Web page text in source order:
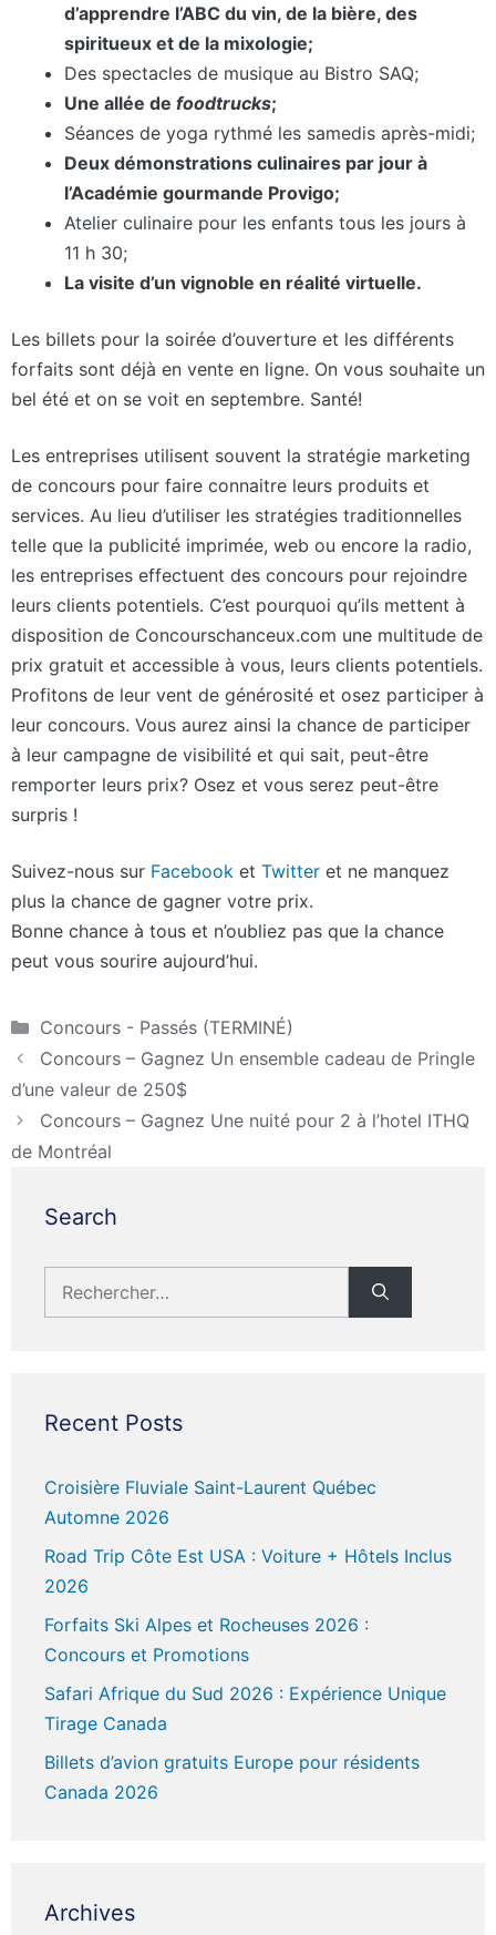
d’apprendre l’ABC du vin, de la bière, des
spiritueux et de la mixologie;
Des spectacles de musique au Bistro SAQ;
Une allée de foodtrucks;
Séances de yoga rythmé les samedis après-midi;
Deux démonstrations culinaires par jour à
l’Académie gourmande Provigo;
Atelier culinaire pour les enfants tous les jours à
11 h 30;
La visite d’un vignoble en réalité virtuelle.
Les billets pour la soirée d’ouverture et les différents
forfaits sont déjà en vente en ligne. On vous souhaite un
bel été et on se voit en septembre. Santé!
Les entreprises utilisent souvent la stratégie marketing
de concours pour faire connaitre leurs produits et
services. Au lieu d’utiliser les stratégies traditionnelles
telle que la publicité imprimée, web ou encore la radio,
les entreprises effectuent des concours pour rejoindre
leurs clients potentiels. C’est pourquoi qu’ils mettent à
disposition de Concourschanceux.com une multitude de
prix gratuit et accessible à vous, leurs clients potentiels.
Profitons de leur vent de générosité et osez participer à
leur concours. Vous aurez ainsi la chance de participer
à leur campagne de visibilité et qui sait, peut-être
remporter leurs prix? Osez et vous serez peut-être
surpris !
Suivez-nous sur Facebook et Twitter et ne manquez
plus la chance de gagner votre prix.
Bonne chance à tous et n’oubliez pas que la chance
peut vous sourire aujourd’hui.
Catégories
Concours - Passés (TERMINÉ)
Concours – Gagnez Un ensemble cadeau de Pringle
d’une valeur de 250$
Concours – Gagnez Une nuité pour 2 à l’hotel ITHQ
de Montréal
Search
Recent Posts
Croisière Fluviale Saint-Laurent Québec
Automne 2026
Road Trip Côte Est USA : Voiture + Hôtels Inclus
2026
Forfaits Ski Alpes et Rocheuses 2026 :
Concours et Promotions
Safari Afrique du Sud 2026 : Expérience Unique
Tirage Canada
Billets d’avion gratuits Europe pour résidents
Canada 2026
Archives